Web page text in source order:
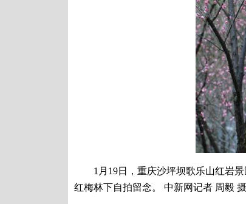
1月19日，重庆沙坪坝歌乐山红岩景
红梅林下自拍留念。 中新网记者 周毅 摄